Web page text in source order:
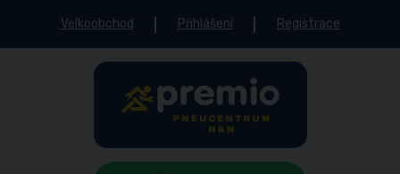
Velkoobchod Přihlášení Registrace